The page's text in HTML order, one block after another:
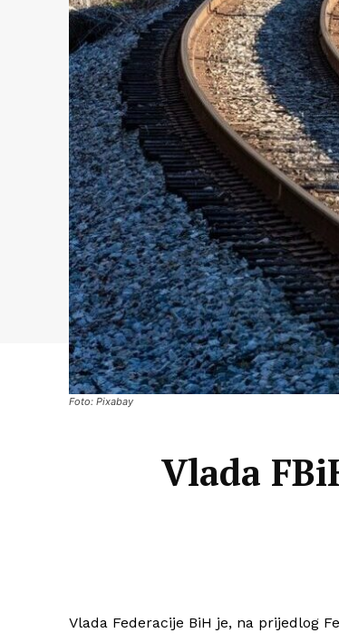
Foto: Pixabay
Vlada
Vlada Federacije BiH je, na prijedlog